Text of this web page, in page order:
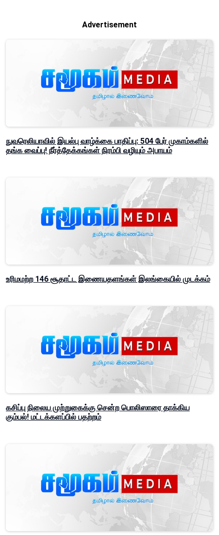
Advertisement
நுவரெலியாவில் இயல்பு வாழ்க்கை பாதிப்பு: 504 பேர் முகாம்களில்
தங்க வைப்பு! நீர்த்தேக்கங்கள் நிரம்பி வழியும் அபாயம்
உரிமமற்ற 146 சூதாட்ட இணையதளங்கள் இலங்கையில் முடக்கம்
கசிப்பு நிலைய முற்றுகைக்கு சென்ற பொலிஸாரை தாக்கிய
கும்பல்! மட்டக்களப்பில் பதற்றம்